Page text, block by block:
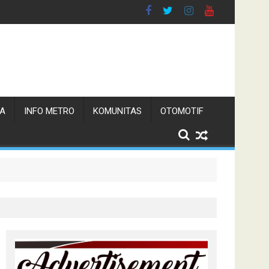
INFO METRO KOMUNITAS OTOMOTIF